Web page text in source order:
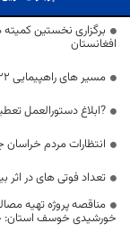
برگزاری نخستین
افغانستان
مسیر های راهپیمایی 22 بهمن در استان خراسان جنوبی
?ابلاغ دستورالعمل
انتظارات مردم
تعداد فوتی های در اثر بیماری کرونا به 919
مناقصه پروژه تهیه
خورشیدی خوسف استان: